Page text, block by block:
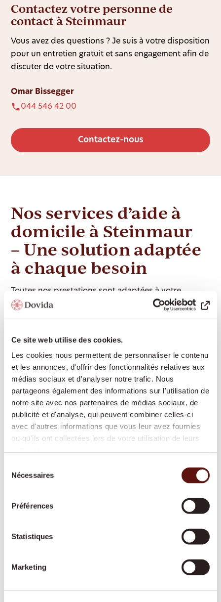
Ce site web utilise des cookies.
Les cookies nous permettent de personnaliser le contenu
et les annonces, d'offrir des fonctionnalités relatives aux
médias sociaux et d'analyser notre trafic. Nous
partageons également des informations sur l'utilisation de
notre site avec nos partenaires de médias sociaux, de
publicité et d'analyse, qui peuvent combiner celles-ci
avec d'autres informations que vous leur avez fournies
ou qu'ils ont collectées lors de votre utilisation de leurs
Nécessaires
Préférences
Statistiques
Marketing
Contactez votre personne de
contact à Steinmaur
Vous avez des questions ? Je suis à votre disposition
pour un entretien gratuit et sans engagement afin de
discuter de votre situation.
Omar Bissegger
044 546 42 00
Contactez-nous
Nos services d’aide à
domicile à Steinmaur
– Une solution adaptée
à chaque besoin
Toutes nos prestations sont adaptées à votre
situation personnelle. Vos besoins et vos attentes
vie, et nous vous aidons à organiser votre quotidien
selon vos souhaits.
Une présence rassurante de jour comme de
nuit, pour continuer à vivre chez soi en toute
sécurité sans devoir déménager en
établissement médico-social.
vous aidons dans les tâches quotidiennes afin
que votre domicile reste propre, sûr et